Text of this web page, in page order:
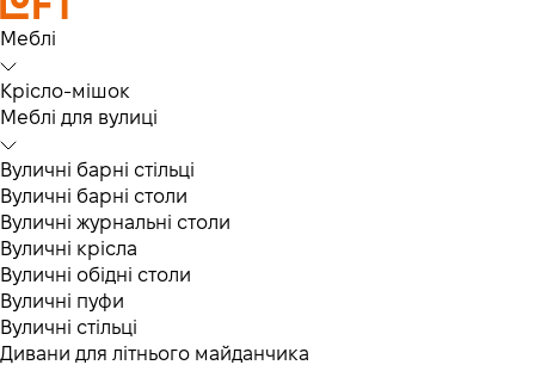
Меблі
Крісло-мішок
Меблі для вулиці
Вуличні барні стільці
Вуличні барні столи
Вуличні журнальні столи
Вуличні крісла
Вуличні обідні столи
Вуличні пуфи
Вуличні стільці
Дивани для літнього майданчика